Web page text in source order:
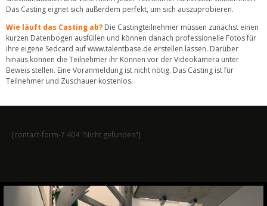
Das Casting eignet sich außerdem perfekt, um sich auszuprobieren.
Wie läuft das Casting ab? Die Castingteilnehmer müssen zunächst einen
kurzen Datenbogen ausfüllen und können danach professionelle Fotos für
ihre eigene Sedcard auf www.talentbase.de erstellen lassen. Darüber
hinaus können die Teilnehmer ihr Können vor der Videokamera unter
Beweis stellen. Eine Voranmeldung ist nicht nötig. Das Casting ist für
Teilnehmer und Zuschauer kostenlos.
[contact-form-7 404 "Nicht gefunden"]